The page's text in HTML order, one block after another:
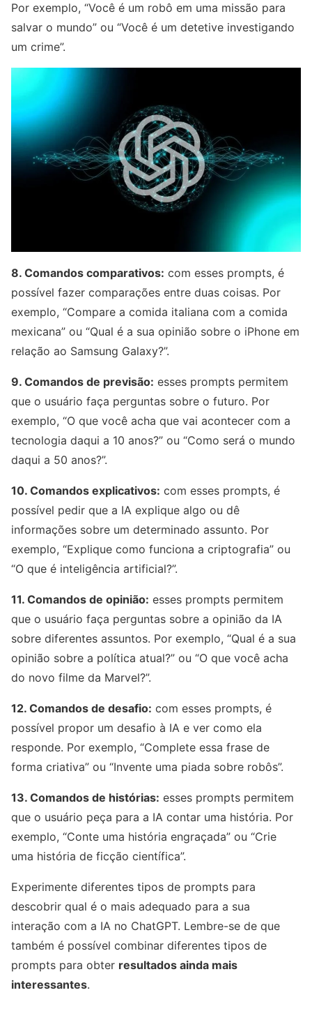
Por exemplo, “Você é um robô em uma missão para
salvar o mundo” ou “Você é um detetive investigando
um crime”.
8. Comandos comparativos: com esses prompts, é
possível fazer comparações entre duas coisas. Por
exemplo, “Compare a comida italiana com a comida
mexicana” ou “Qual é a sua opinião sobre o iPhone em
relação ao Samsung Galaxy?”.
9. Comandos de previsão: esses prompts permitem
que o usuário faça perguntas sobre o futuro. Por
exemplo, “O que você acha que vai acontecer com a
tecnologia daqui a 10 anos?” ou “Como será o mundo
daqui a 50 anos?”.
10. Comandos explicativos: com esses prompts, é
possível pedir que a IA explique algo ou dê
informações sobre um determinado assunto. Por
exemplo, “Explique como funciona a criptografia” ou
“O que é inteligência artificial?”.
11. Comandos de opinião: esses prompts permitem
que o usuário faça perguntas sobre a opinião da IA
sobre diferentes assuntos. Por exemplo, “Qual é a sua
opinião sobre a política atual?” ou “O que você acha
do novo filme da Marvel?”.
12. Comandos de desafio: com esses prompts, é
possível propor um desafio à IA e ver como ela
responde. Por exemplo, “Complete essa frase de
forma criativa” ou “Invente uma piada sobre robôs”.
13. Comandos de histórias: esses prompts permitem
que o usuário peça para a IA contar uma história. Por
exemplo, “Conte uma história engraçada” ou “Crie
uma história de ficção científica”.
Experimente diferentes tipos de prompts para
descobrir qual é o mais adequado para a sua
interação com a IA no ChatGPT. Lembre-se de que
também é possível combinar diferentes tipos de
prompts para obter resultados ainda mais
interessantes.